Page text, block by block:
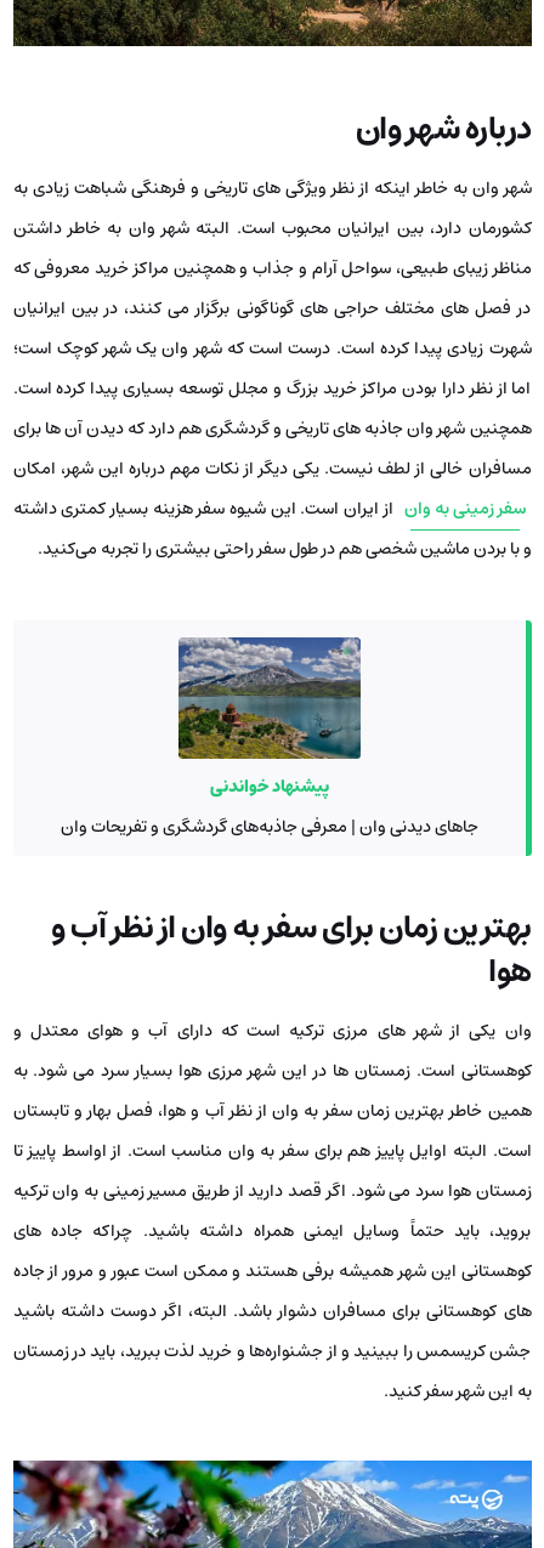
درباره شهر وان
شهر وان به خاطر اینکه از نظر ویژگی‌ های تاریخی و فرهنگی شباهت زیادی به
کشورمان دارد، بین ایرانیان محبوب است. البته شهر وان به خاطر داشتن
مناظر زیبای طبیعی، سواحل آرام و جذاب و همچنین مراکز خرید معروفی که
در فصل ‌های مختلف حراجی ‌های گوناگونی برگزار می ‌کنند، در بین ایرانیان
شهرت زیادی پیدا کرده است. درست است که شهر وان یک شهر کوچک است؛
اما از نظر دارا بودن مراکز خرید بزرگ و مجلل توسعه بسیاری پیدا کرده است.
همچنین شهر وان جاذبه ‌های تاریخی و گردشگری هم دارد که دیدن آن ها برای
مسافران خالی از لطف نیست. یکی دیگر از نکات مهم درباره این شهر، امکان
سفر زمینی به وان از ایران است. این شیوه سفر هزینه بسیار کمتری داشته
و با بردن ماشین شخصی هم در طول سفر راحتی بیشتری را تجربه می‌کنید.
پیشنهاد خواندنی
جاهای دیدنی وان | معرفی جاذبه‌های گردشگری و تفریحات وان
بهترین زمان برای سفر به وان از نظر آب و
هوا
وان یکی از شهر های مرزی ترکیه است که دارای آب و هوای معتدل و
کوهستانی است. زمستان ‌ها در این شهر مرزی هوا بسیار سرد می ‌شود. به
همین خاطر بهترین زمان سفر به وان از نظر آب و هوا، فصل بهار و تابستان
است. البته اوایل پاییز هم برای سفر به وان مناسب است. از اواسط پاییز تا
زمستان هوا سرد می‌ شود. اگر قصد دارید از طریق مسیر زمینی به وان ترکیه
بروید، باید حتماً وسایل ایمنی همراه داشته باشید. چراکه جاده‌ های
کوهستانی این شهر همیشه برفی هستند و ممکن است عبور و مرور از جاده‌
های کوهستانی برای مسافران دشوار باشد. البته، اگر دوست داشته باشید
جشن کریسمس را ببینید و از جشنواره‌ها و خرید لذت ببرید، باید در زمستان
به این شهر سفر کنید.